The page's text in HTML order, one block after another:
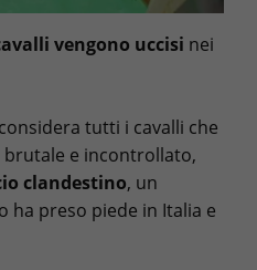
vengono uccisi nei
tutti i cavalli che
e incontrollato,
clandestino, un
preso piede in Italia e